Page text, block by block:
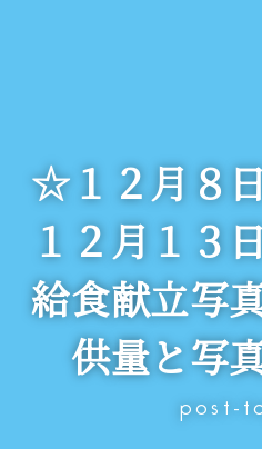
☆１２月８
１２月１３
給食献立写
供量と写
post-